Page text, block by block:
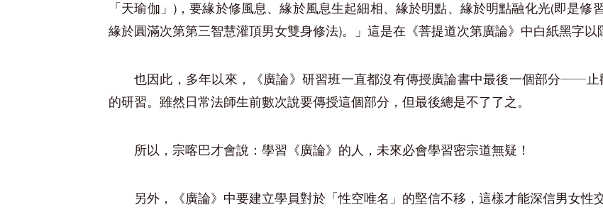
「天瑜伽」)，要緣於修風息、緣於風息生起細相、緣於明點、緣於明點融化光(即是修
緣於圓滿次第第三智慧灌頂男女雙身修法)。」這是在《菩提道次第廣論》中白紙黑字以
也因此，多年以來，《廣論》研習班一直都沒有傳授廣論書中最後一個部分──
的研習。雖然日常法師生前數次說要傳授這個部分，但最後總是不了了之。
所以，宗喀巴才會說：學習《廣論》的人，未來必會學習密宗道無疑！
另外，《廣論》中要建立學員對於「性空唯名」的堅信不移，這樣才能深信男女性